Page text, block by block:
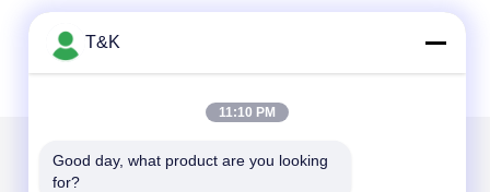
T&K
11:10 PM
Good day, what product are you looking
for?